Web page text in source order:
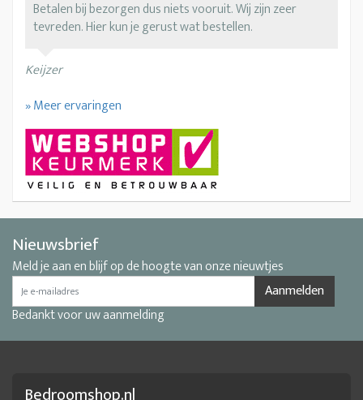
Betalen bij bezorgen dus niets vooruit. Wij zijn zeer
tevreden. Hier kun je gerust wat bestellen.
Keijzer
» Meer ervaringen
Nieuwsbrief
Meld je aan en blijf op de hoogte van onze nieuwtjes
Aanmelden
Bedankt voor uw aanmelding